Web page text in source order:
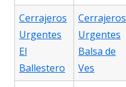
Cerrajeros
Urgentes
El
Ballestero
Cerrajeros
Urgentes
Balsa de
Ves